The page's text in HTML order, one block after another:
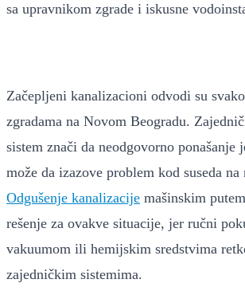
sa upravnikom zgrade i iskusne
Začepljeni kanalizacioni odvodi su
zgradama na Novom Beogradu.
sistem znači da neodgovorno ponašanje
može da izazove problem kod suseda na
Odgušenje kanalizacije mašinskim
rešenje za ovakve situacije, jer ručni
vakuumom ili hemijskim sredstvima
zajedničkim sistemima.